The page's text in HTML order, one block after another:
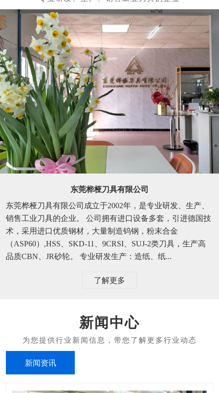
东莞桦桠刀具有限公司
东莞桦桠刀具有限公司成立于2002年，是专业研发、生产、
销售工业刀具的企业。 公司拥有进口设备多套，引进德国技
术，采用进口优质钢材，大量制造钨钢，粉末合金
（ASP60）,HSS、SKD-11、9CRSI、SUJ-2类刀具，生产高
品质CBN、JR砂轮。 专业研发生产：造纸、纸...
了解更多
新闻中心
新闻资讯